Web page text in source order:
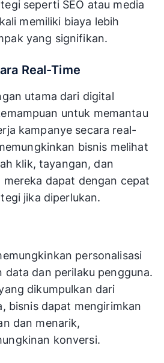
seperti SEO atau media
memiliki biaya lebih
yang signifikan.
Real-Time
utama dari digital
untuk memantau
kampanye secara real-
bisnis melihat
klik, tayangan, dan
mereka dapat dengan cepat
jika diperlukan.
personalisasi
data dan perilaku pengguna.
dikumpulkan dari
bisnis dapat mengirimkan
dan menarik,
konversi.